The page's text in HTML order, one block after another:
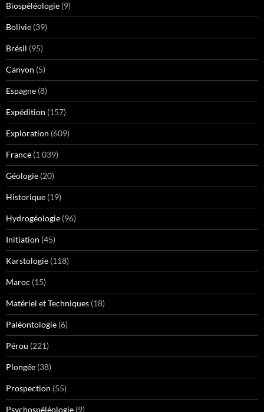
Biospéléologie (9)
Bolivie (39)
Brésil (95)
Canyon (5)
Espagne (8)
Expédition (157)
Exploration (609)
France (1 039)
Géologie (20)
Historique (19)
Hydrogéologie (96)
Initiation (45)
Karstologie (118)
Maroc (15)
Matériel et Techniques (18)
Paléontologie (6)
Pérou (221)
Plongée (38)
Prospection (55)
Psychospéléologie (9)